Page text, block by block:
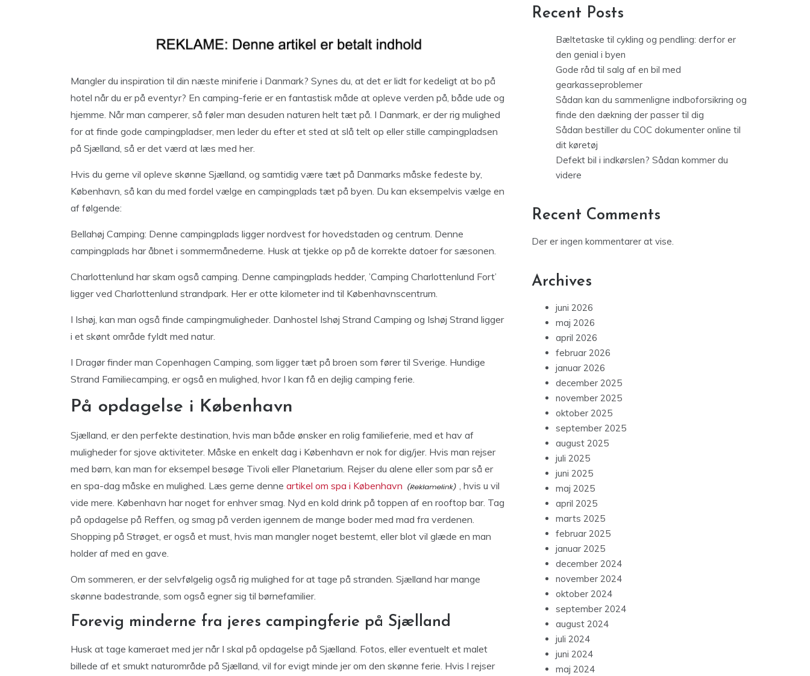
Mangler du inspiration til din næste miniferie i Danmark? Synes du, at det er lidt for kedeligt at bo på
hotel når du er på eventyr? En camping-ferie er en fantastisk måde at opleve verden på, både ude og
hjemme. Når man camperer, så føler man desuden naturen helt tæt på. I Danmark, er der rig mulighed
for at finde gode campingpladser, men leder du efter et sted at slå telt op eller stille campingpladsen
på Sjælland, så er det værd at læs med her.
Hvis du gerne vil opleve skønne Sjælland, og samtidig være tæt på Danmarks måske fedeste by,
København, så kan du med fordel vælge en campingplads tæt på byen. Du kan eksempelvis vælge en
af følgende:
Bellahøj Camping: Denne campingplads ligger nordvest for hovedstaden og centrum. Denne
campingplads har åbnet i sommermånederne. Husk at tjekke op på de korrekte datoer for sæsonen.
Charlottenlund har skam også camping. Denne campingplads hedder, ’Camping Charlottenlund Fort’
ligger ved Charlottenlund strandpark. Her er otte kilometer ind til Københavnscentrum.
I Ishøj, kan man også finde campingmuligheder. Danhostel Ishøj Strand Camping og Ishøj Strand ligger
i et skønt område fyldt med natur.
I Dragør finder man Copenhagen Camping, som ligger tæt på broen som fører til Sverige. Hundige
Strand Familiecamping, er også en mulighed, hvor I kan få en dejlig camping ferie.
På opdagelse i København
Sjælland, er den perfekte destination, hvis man både ønsker en rolig familieferie, med et hav af
muligheder for sjove aktiviteter. Måske en enkelt dag i København er nok for dig/jer. Hvis man rejser
med børn, kan man for eksempel besøge Tivoli eller Planetarium. Rejser du alene eller som par så er
en spa-dag måske en mulighed. Læs gerne denne artikel om spa i København
, hvis u vil
vide mere. København har noget for enhver smag. Nyd en kold drink på toppen af en rooftop bar. Tag
på opdagelse på Reffen, og smag på verden igennem de mange boder med mad fra verdenen.
Shopping på Strøget, er også et must, hvis man mangler noget bestemt, eller blot vil glæde en man
holder af med en gave.
Om sommeren, er der selvfølgelig også rig mulighed for at tage på stranden. Sjælland har mange
skønne badestrande, som også egner sig til børnefamilier.
Forevig minderne fra jeres campingferie på Sjælland
Husk at tage kameraet med jer når I skal på opdagelse på Sjælland. Fotos, eller eventuelt et malet
billede af et smukt naturområde på Sjælland, vil for evigt minde jer om den skønne ferie. Hvis I rejser
Recent Posts
Bæltetaske til cykling og pendling: derfor er
den genial i byen
Gode råd til salg af en bil med
gearkasseproblemer
Sådan kan du sammenligne indboforsikring og
finde den dækning der passer til dig
Sådan bestiller du COC dokumenter online til
dit køretøj
Defekt bil i indkørslen? Sådan kommer du
videre
Recent Comments
Der er ingen kommentarer at vise.
Archives
juni 2026
maj 2026
april 2026
februar 2026
januar 2026
december 2025
november 2025
oktober 2025
september 2025
august 2025
juli 2025
juni 2025
maj 2025
april 2025
marts 2025
februar 2025
januar 2025
december 2024
november 2024
oktober 2024
september 2024
august 2024
juli 2024
juni 2024
maj 2024